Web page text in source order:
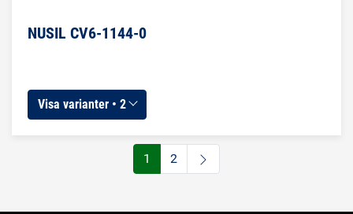
NUSIL CV6-1144-0
Visa varianter • 2
1 2